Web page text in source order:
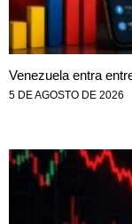
Venezuela entra
5 DE AGOSTO DE 2026